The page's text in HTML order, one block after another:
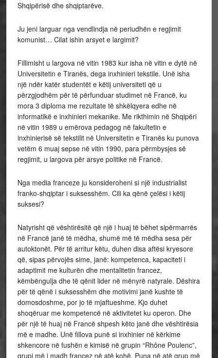
Shqipërisë dhe shqiptarëve.
Ju jeni larguar nga vendlindja në periudhën e regjimit
komunist… Cilat ishin arsyet e largimit?
Fillimisht u largova në vitin 1983 kur isha në vitin e dytë në
Universitetin e Tiranës, dega inxhinieri tekstile. Unë isha
një ndër katër studentët e këtij universiteti që u
përzgjodhëm për të përfunduar studimet në Francë, ku
mora 3 diploma me rezultate të shkëlqyera edhe në
informatikë e inxhinieri mekanike. Me rikthimin në Shqipëri
në vitin 1989 u emërova pedagog në fakultetin e
inxhinierisë së tekstilit në Universitetin e Tiranës ku punova
vetëm 6 muaj sepse në vitin 1990, para përmbysjes së
regjimit, u largova për arsye politike në Francë.
Nga media franceze ju konsideroheni si një industrialist
franko-shqiptar i suksesshëm. Cili ka qënë çelësi i këtij
suksesi?
Natyrisht që vështirësitë që një i huaj të bëhet sipërmarrës
në Francë janë të mëdha, shumë më të mëdha sesa për
autoktonët. Për të arritur këtu, duhen disa aftësi kryesore
që, sipas përvojës sime, janë: kompetenca, kapaciteti i
adaptimit me kulturën dhe mentalitetin francez,
këmbëngulja dhe të qënit lider në mënyrë natyrale. Dëshira
për të qënë i suksesshëm dhe motivimi janë kushte të
domosdoshme, por jo të mjaftueshme. Kjo duhet
shoqëruar me kompetencë në aktivitetet ku operon. Dhe
për një të huaj në Francë shpesh këto janë dhe vështirësia
më e madhe. Unë fillova punë si inxhinier në kërkime
shkencore në fushën e kimisë në grupin “Rhône Poulenc”,
grupi më i madh francez në atë kohë. Puna në atë grup më